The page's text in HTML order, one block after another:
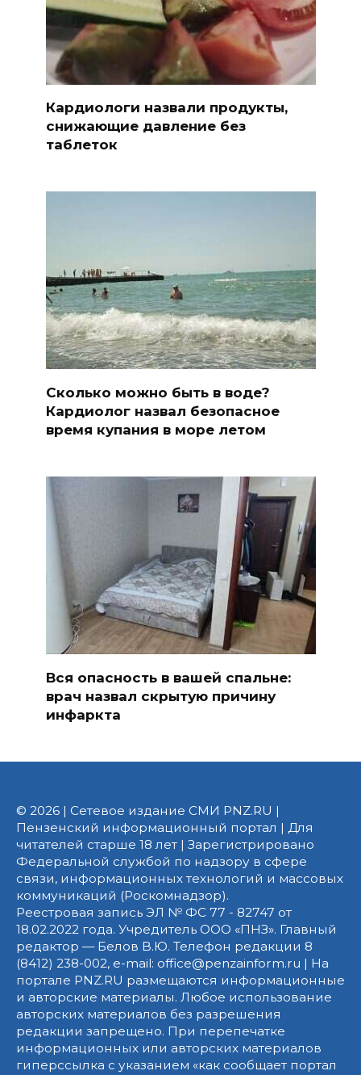
Кардиологи назвали продукты,
снижающие давление без
таблеток
Сколько можно быть в воде?
Кардиолог назвал безопасное
время купания в море летом
Вся опасность в вашей спальне:
врач назвал скрытую причину
инфаркта
© 2026 | Сетевое издание СМИ PNZ.RU |
Пензенский информационный портал | Для
читателей старше 18 лет | Зарегистрировано
Федеральной службой по надзору в сфере
связи, информационных технологий и массовых
коммуникаций (Роскомнадзор).
Реестровая запись ЭЛ № ФС 77 - 82747 от
18.02.2022 года. Учредитель ООО «ПНЗ». Главный
редактор — Белов В.Ю. Телефон редакции 8
(8412) 238-002, e-mail: office@penzainform.ru | На
портале PNZ.RU размещаются информационные
и авторские материалы. Любое использование
авторских материалов без разрешения
редакции запрещено. При перепечатке
информационных или авторских материалов
гиперссылка с указанием «как сообщает портал